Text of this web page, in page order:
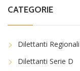
CATEGORIE
Dilettanti Regionali
Dilettanti Serie D